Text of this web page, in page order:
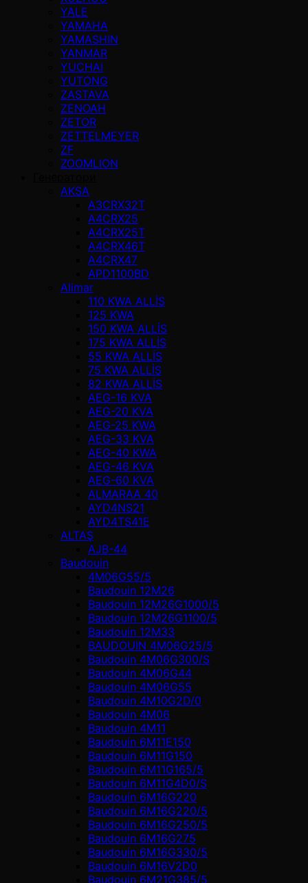
YALE
YAMAHA
YAMASHIN
YANMAR
YUCHAI
YUTONG
ZASTAVA
ZENOAH
ZETOR
ZETTELMEYER
ZF
ZOOMLION
AKSA
A3CRX32T
A4CRX25
A4CRX25T
A4CRX46T
A4CRX47
APD1100BD
Alimar
110 KWA ALLİS
125 KWA
150 KWA ALLİS
175 KWA ALLİS
55 KWA ALLİS
75 KWA ALLİS
82 KWA ALLİS
AEG-16 KVA
AEG-20 KVA
AEG-25 KWA
AEG-33 KVA
AEG-40 KWA
AEG-46 KVA
AEG-60 KVA
ALMARAA 40
AYD4NS21
AYD4TS41E
ALTAŞ
AJB-44
Baudouin
4M06G55/5
Baudouin 12M26
Baudouin 12M26G1000/5
Baudouin 12M26G1100/5
Baudouin 12M33
BAUDOUIN 4M06G25/5
Baudouin 4M06G300/S
Baudouin 4M06G44
Baudouin 4M06G55
Baudouin 4M10G2D/0
Baudouin 4М06
Baudouin 4М11
Baudouin 6M11E150
Baudouin 6M11G150
Baudouin 6M11G165/5
Baudouin 6M11G4D0/S
Baudouin 6M16G220
Baudouin 6M16G220/5
Baudouin 6M16G250/5
Baudouin 6M16G275
Baudouin 6M16G330/5
Baudouin 6M16V2D0
Baudouin 6M21G385/5